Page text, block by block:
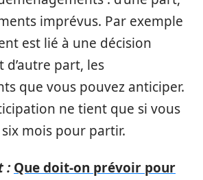
imprévus. Par exemple
est lié à une décision
part, les
que vous pouvez anticiper.
ne tient que si vous
mois pour partir.
: Que doit-on prévoir pour